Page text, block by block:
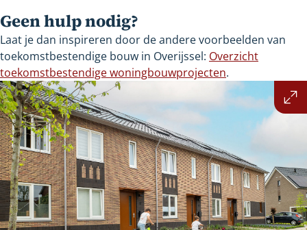
Geen hulp nodig?
Laat je dan inspireren door de andere voorbeelden van
toekomstbestendige bouw in Overijssel: Overzicht
toekomstbestendige woningbouwprojecten.
Vergroot
afbeelding